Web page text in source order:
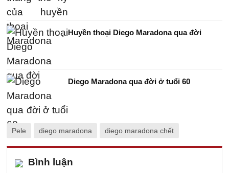
Huyền thoại Diego Maradona qua đời
Diego Maradona qua đời ở tuổi 60
Pele diego maradona diego maradona chết
Bình luận